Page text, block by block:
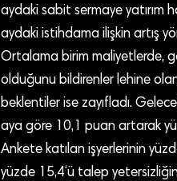
aydaki sabit sermaye yatırım
aydaki istihdama ilişkin artış
Ortalama birim maliyetlerde,
olduğunu bildirenler lehine
beklentiler ise zayıfladı.
aya göre 10,1 puan artarak
Ankete katılan işyerlerinin
yüzde 15,4‘ü talep